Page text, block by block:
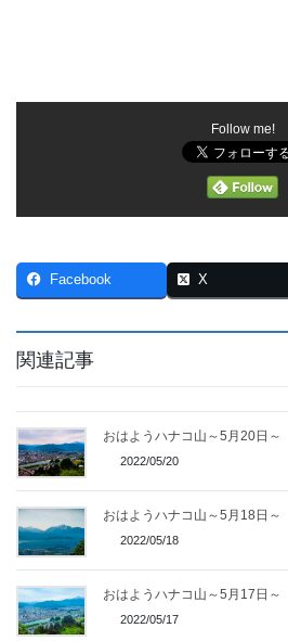
Follow me!
Facebook X
関連記事
おはようハナコ山～5月20日～
2022/05/20
おはようハナコ山～5月18日～
2022/05/18
おはようハナコ山～5月17日～
2022/05/17